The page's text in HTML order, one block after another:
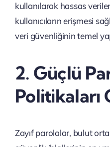
kullanılarak hassas
kullanıcıların erişmesi
veri güvenliğinin temel
2. Güçlü
Politikaları
Zayıf parolalar, bulut